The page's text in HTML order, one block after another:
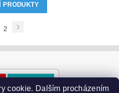
PRODUKTY
2
cookie. Dalším procházením